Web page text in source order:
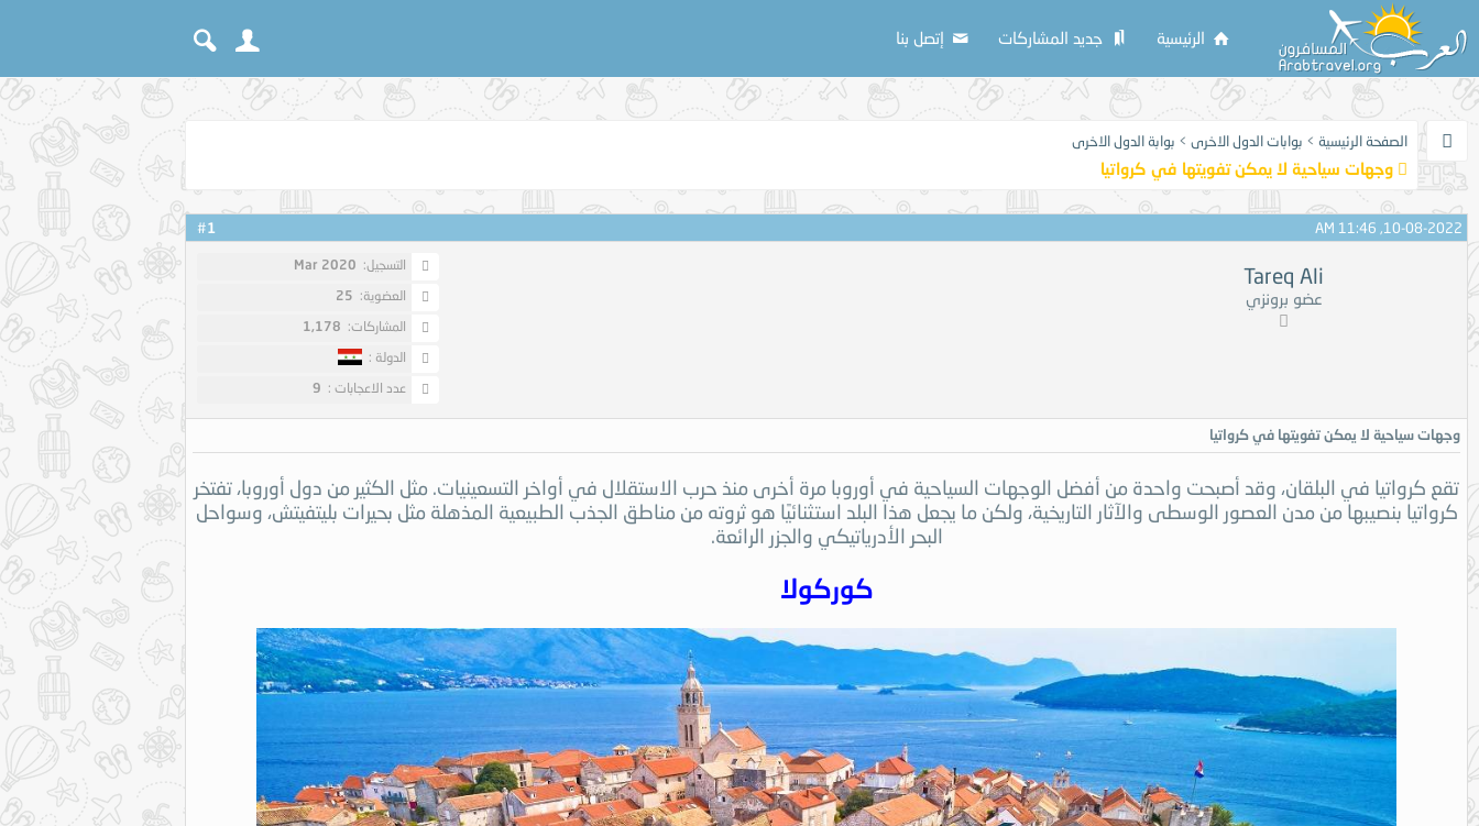
الرئيسية جديد المشاركات إتصل بنا
الصفحة الرئيسية > بوابات الدول الاخرى > بوابة الدول الاخرى
وجهات سياحية لا يمكن تفويتها في كرواتيا
1 10-08-2022, 11:46 AM
Tareq Ali
عضو برونزي
التسجيل: Mar 2020
العضوية: 25
المشاركات: 1,178
الدولة :
عدد الاعجابات : 9
وجهات سياحية لا يمكن تفويتها في كرواتيا
تقع كرواتيا في البلقان، وقد أصبحت واحدة من أفضل الوجهات السياحية في أوروبا مرة أخرى منذ حرب الاستقلال في أواخر التسعينيات. مثل الكثير من دول أوروبا، تفتخر
كرواتيا بنصيبها من مدن العصور الوسطى والآثار التاريخية، ولكن ما يجعل هذا البلد استثنائيًا هو ثروته من مناطق الجذب الطبيعية المذهلة مثل بحيرات بليتفيتش، وسواحل
البحر الأدرياتيكي والجزر الرائعة.
كوركولا